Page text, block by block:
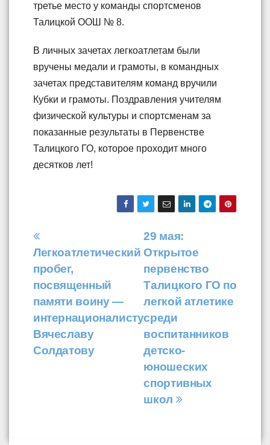
третье место у команды спортсменов
Талицкой ООШ № 8.
В личных зачетах легкоатлетам были
вручены медали и грамоты, в командных
зачетах представителям команд вручили
Кубки и грамоты. Поздравления учителям
физической культуры и спортсменам за
показанные результаты в Первенстве
Талицкого ГО, которое проходит много
десятков лет!
Навигация
по
записям
29 мая:
Открытое
первенство
Талицкого ГО по
легкой атлетике
среди
воспитанников
детско-
юношеских
спортивных
школ
Легкоатлетический
пробег,
посвященный
памяти воину —
интернационалисту
Вячеславу
Солдатову